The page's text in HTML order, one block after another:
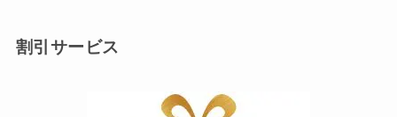
割引サービス